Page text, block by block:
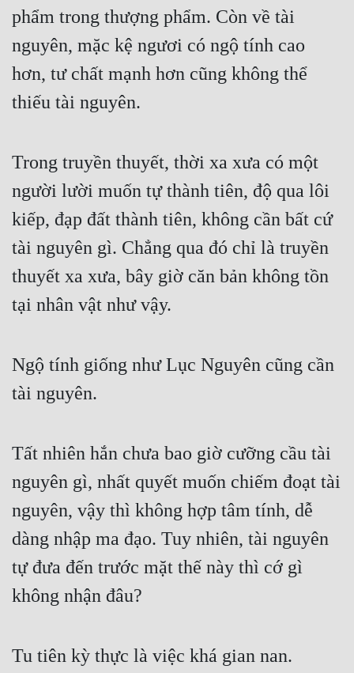
phẩm trong thượng phẩm. Còn về tài
nguyên, mặc kệ ngươi có ngộ tính cao
hơn, tư chất mạnh hơn cũng không thể
thiếu tài nguyên.
Trong truyền thuyết, thời xa xưa có một
người lười muốn tự thành tiên, độ qua lôi
kiếp, đạp đất thành tiên, không cần bất cứ
tài nguyên gì. Chẳng qua đó chỉ là truyền
thuyết xa xưa, bây giờ căn bản không tồn
tại nhân vật như vậy.
Ngộ tính giống như Lục Nguyên cũng cần
tài nguyên.
Tất nhiên hắn chưa bao giờ cưỡng cầu tài
nguyên gì, nhất quyết muốn chiếm đoạt tài
nguyên, vậy thì không hợp tâm tính, dễ
dàng nhập ma đạo. Tuy nhiên, tài nguyên
tự đưa đến trước mặt thế này thì cớ gì
không nhận đâu?
Tu tiên kỳ thực là việc khá gian nan.